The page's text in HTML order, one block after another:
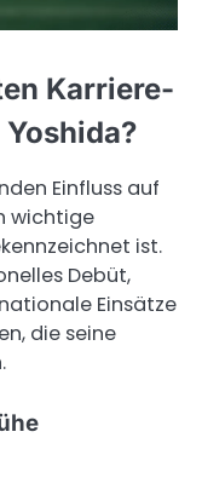
Karriere-
Einfluss auf
wichtige
ist.
Debüt,
Einsätze
die seine